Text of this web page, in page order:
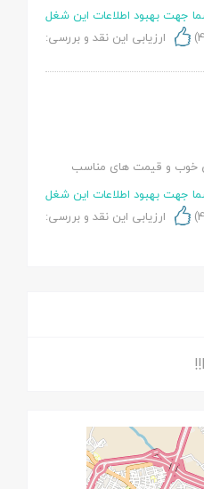
جهت بهبود اطلاعات این شغل
ارزیابی این نقد و بررسی:
4
)
خوب و قیمت های مناسب
جهت بهبود اطلاعات این شغل
ارزیابی این نقد و بررسی:
4
)